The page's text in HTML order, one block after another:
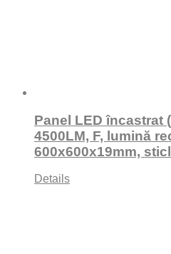
Panel LED încastrat
4500LM, F, lumină
600x600x19mm,
Details